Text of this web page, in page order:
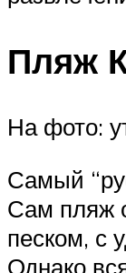
Пляж
На фото:
Самый
Сам пляж
песком, с
Однако